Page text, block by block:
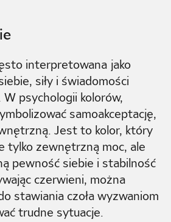
interpretowana jako
siły i świadomości
psychologii kolorów,
samoakceptację,
Jest to kolor, który
tylko zewnętrzną moc, ale
pewność siebie i stabilność
czerwieni, można
stawiania czoła wyzwaniom
trudne sytuacje.